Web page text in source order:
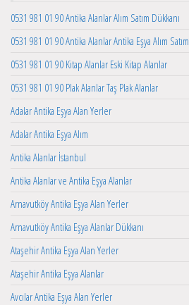
0531 981 01 90 Antika Alanlar Alım Satım Dükkanı
0531 981 01 90 Antika Alanlar Antika Eşya Alım Satım
0531 981 01 90 Kitap Alanlar Eski Kitap Alanlar
0531 981 01 90 Plak Alanlar Taş Plak Alanlar
Adalar Antika Eşya Alan Yerler
Adalar Antika Eşya Alım
Antika Alanlar İstanbul
Antika Alanlar ve Antika Eşya Alanlar
Arnavutköy Antika Eşya Alan Yerler
Arnavutköy Antika Eşya Alanlar Dükkanı
Ataşehir Antika Eşya Alan Yerler
Ataşehir Antika Eşya Alanlar
Avcılar Antika Eşya Alan Yerler